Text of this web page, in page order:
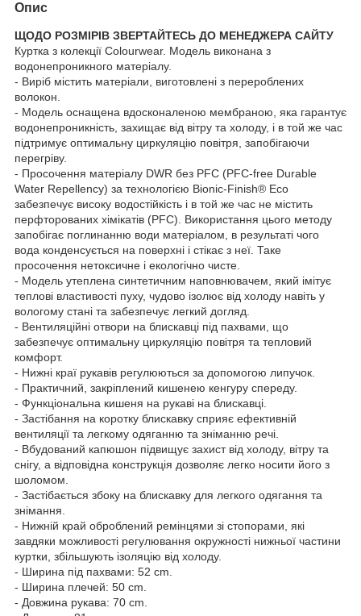
Опис
ЩОДО РОЗМІРІВ ЗВЕРТАЙТЕСЬ ДО МЕНЕДЖЕРА САЙТУ
Куртка з колекції Colourwear. Модель виконана з
водонепроникного матеріалу.
- Виріб містить матеріали, виготовлені з перероблених
волокон.
- Модель оснащена вдосконаленою мембраною, яка гарантує
водонепроникність, захищає від вітру та холоду, і в той же час
підтримує оптимальну циркуляцію повітря, запобігаючи
перегріву.
- Просочення матеріалу DWR без PFC (PFC-free Durable
Water Repellency) за технологією Bionic-Finish® Eco
забезпечує високу водостійкість і в той же час не містить
перфторованих хімікатів (PFC). Використання цього методу
запобігає поглинанню води матеріалом, в результаті чого
вода конденсується на поверхні і стікає з неї. Таке
просочення нетоксичне і екологічно чисте.
- Модель утеплена синтетичним наповнювачем, який імітує
теплові властивості пуху, чудово ізолює від холоду навіть у
вологому стані та забезпечує легкий догляд.
- Вентиляційні отвори на блискавці під пахвами, що
забезпечує оптимальну циркуляцію повітря та тепловий
комфорт.
- Нижні краї рукавів регулюються за допомогою липучок.
- Практичний, закріплений кишенею кенгуру спереду.
- Функціональна кишеня на рукаві на блискавці.
- Застібання на коротку блискавку сприяє ефективній
вентиляції та легкому одяганню та зніманню речі.
- Вбудований капюшон підвищує захист від холоду, вітру та
снігу, а відповідна конструкція дозволяє легко носити його з
шоломом.
- Застібається збоку на блискавку для легкого одягання та
знімання.
- Нижній край оброблений ремінцями зі стопорами, які
завдяки можливості регулювання окружності нижньої частини
куртки, збільшують ізоляцію від холоду.
- Ширина під пахвами: 52 cm.
- Ширина плечей: 50 cm.
- Довжина рукава: 70 cm.